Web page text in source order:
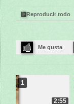
Reproducir todo
Me gusta
2:55
1